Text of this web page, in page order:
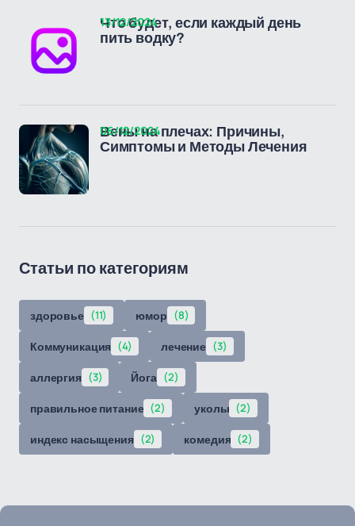
Что будет, если каждый день
пить водку?
13/12/2024
Вены на плечах: Причины,
Симптомы и Методы Лечения
06/12/2024
Статьи по категориям
здоровье (11) юмор (8)
Коммуникация (4) лечение (3)
аллергия (3) Йога (2)
правильное питание (2) уколы (2)
индекс насыщения (2) комедия (2)